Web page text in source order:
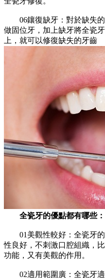
06鑲復缺牙：對於缺失的
做固位牙，加上缺牙將全瓷
上，就可以修復缺失的牙齒
全瓷牙的優點都有哪些：
01美觀性較好：全瓷牙的
性良好，不刺激口腔組織，
功能，又有美觀的作用。
02適用範圍廣：全瓷牙適